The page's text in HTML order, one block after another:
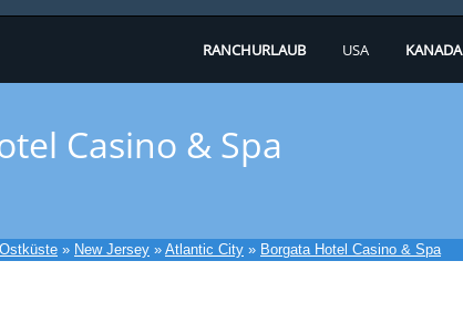
RANCHURLAUB USA KANADA
Casino & Spa
Ostküste » New Jersey » Atlantic City » Borgata Hotel Casino & Spa